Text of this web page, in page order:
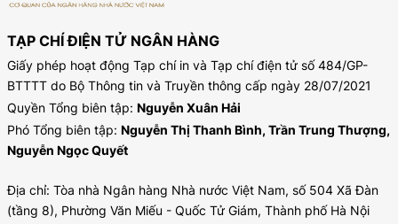
TẠP CHÍ ĐIỆN TỬ NGÂN HÀNG
Giấy phép hoạt động Tạp chí in và Tạp chí điện tử số 484/GP-
BTTTT do Bộ Thông tin và Truyền thông cấp ngày 28/07/2021
Quyền Tổng biên tập: Nguyễn Xuân Hải
Phó Tổng biên tập: Nguyễn Thị Thanh Bình, Trần Trung Thượng,
Nguyễn Ngọc Quyết
Địa chỉ: Tòa nhà Ngân hàng Nhà nước Việt Nam, số 504 Xã Đàn
(tầng 8), Phường Văn Miếu - Quốc Tử Giám, Thành phố Hà Nội